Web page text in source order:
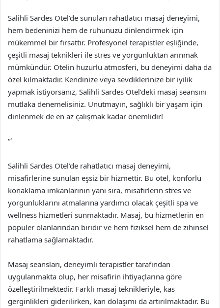
Salihli Sardes Otel’de sunulan rahatlatıcı masaj deneyimi,
hem bedeninizi hem de ruhunuzu dinlendirmek için
mükemmel bir fırsattır. Profesyonel terapistler eşliğinde,
çeşitli masaj teknikleri ile stres ve yorgunluktan arınmak
mümkündür. Otelin huzurlu atmosferi, bu deneyimi daha da
özel kılmaktadır. Kendinize veya sevdiklerinize bir iyilik
yapmak istiyorsanız, Salihli Sardes Otel’deki masaj seansını
mutlaka denemelisiniz. Unutmayın, sağlıklı bir yaşam için
dinlenmek de en az çalışmak kadar önemlidir!
“`
Salihli Sardes Otel’de rahatlatıcı masaj deneyimi,
misafirlerine sunulan eşsiz bir hizmettir. Bu otel, konforlu
konaklama imkanlarının yanı sıra, misafirlerin stres ve
yorgunluklarını atmalarına yardımcı olacak çeşitli spa ve
wellness hizmetleri sunmaktadır. Masaj, bu hizmetlerin en
popüler olanlarından biridir ve hem fiziksel hem de zihinsel
rahatlama sağlamaktadır.
Masaj seansları, deneyimli terapistler tarafından
uygulanmakta olup, her misafirin ihtiyaçlarına göre
özelleştirilmektedir. Farklı masaj teknikleriyle, kas
gerginlikleri giderilirken, kan dolaşımı da artırılmaktadır. Bu